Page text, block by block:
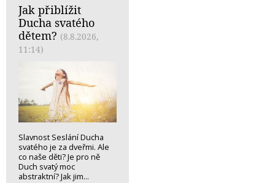
Jak přiblížit
Ducha svatého
dětem? (8.8.2026,
11:14)
Slavnost Seslání Ducha
svatého je za dveřmi. Ale
co naše děti? Je pro ně
Duch svatý moc
abstraktní? Jak jim...